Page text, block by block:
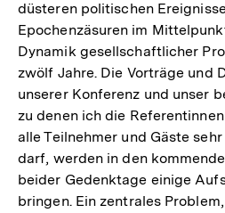
düsteren politischen
Epochenzäsuren im
Dynamik gesellschaftlicher
zwölf Jahre. Die Vorträge und
unserer Konferenz und unser
zu denen ich die
alle Teilnehmer und Gäste
darf, werden in den
beider Gedenktage einige
bringen. Ein zentrales